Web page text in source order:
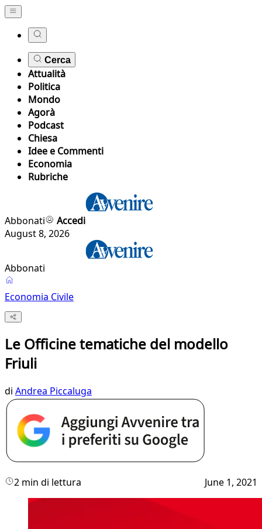
Cerca
Attualità
Politica
Mondo
Agorà
Podcast
Chiesa
Idee e Commenti
Economia
Rubriche
Abbonati
Accedi
August 8, 2026
Abbonati
Economia Civile
Le Officine tematiche del modello
Friuli
di Andrea Piccaluga
2 min di lettura June 1, 2021